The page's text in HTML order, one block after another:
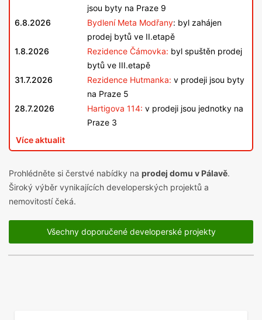
jsou byty na Praze 9
6.8.2026
Bydlení Meta Modřany: byl zahájen
prodej bytů ve II.etapě
1.8.2026
Rezidence Čámovka: byl spuštěn prodej
bytů ve III.etapě
31.7.2026
Rezidence Hutmanka: v prodeji jsou byty
na Praze 5
28.7.2026
Hartigova 114: v prodeji jsou jednotky na
Praze 3
Více aktualit
Prohlédněte si čerstvé nabídky na prodej domu v Pálavě.
Široký výběr vynikajících developerských projektů a
nemovitostí čeká.
Všechny doporučené developerské projekty